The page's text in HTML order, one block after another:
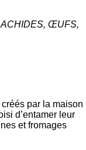
ŒUFS,
par la maison
d’entamer leur
et fromages